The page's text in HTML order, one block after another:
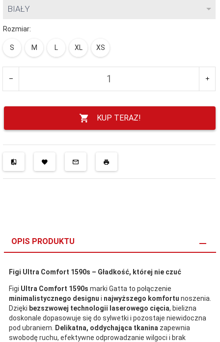
BIAŁY
Rozmiar:
S M L XL XS
KUP TERAZ!
OPIS PRODUKTU
Figi Ultra Comfort 1590s – Gładkość, której nie czuć
Figi Ultra Comfort 1590s marki Gatta to połączenie
minimalistycznego designu i najwyższego komfortu noszenia.
Dzięki bezszwowej technologii laserowego cięcia, bielizna
doskonale dopasowuje się do sylwetki i pozostaje niewidoczna
pod ubraniem. Delikatna, oddychająca tkanina zapewnia
swobodę ruchu, efektywne odprowadzanie wilgoci i brak